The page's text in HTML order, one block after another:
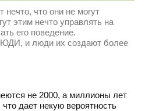
что они не могут
этим нечто управлять на
его поведение.
и люди их создают более
не 2000, а миллионы лет
дает некую вероятность